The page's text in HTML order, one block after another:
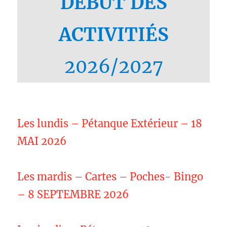
ACTIVITIÉS
2026/2027
Les lundis – Pétanque Extérieur – 18
MAI 2026
Les mardis – Cartes – Poches- Bingo
– 8 SEPTEMBRE 2026